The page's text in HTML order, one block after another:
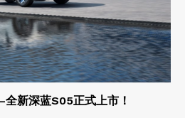
新深蓝S05正式上市！